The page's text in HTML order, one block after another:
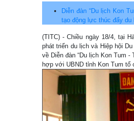
Diễn đàn “Du lịch Kon
tạo động lực thúc đẩy du
(TITC) - Chiều ngày 18/4, tại
phát triển du lịch và Hiệp hội
về Diễn đàn “Du lịch Kon Tum -
hợp với UBND tỉnh Kon Tum tổ